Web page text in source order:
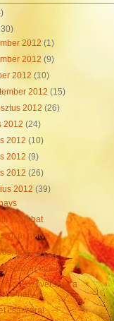
2012(1)
2012(9)
2012(10)
2012(15)
2012(26)
2012(24)
2012(10)
2012(9)
2012(26)
2012(39)
szombat
nyitva
latinos
újra
edzőverseny a
nál
császárai